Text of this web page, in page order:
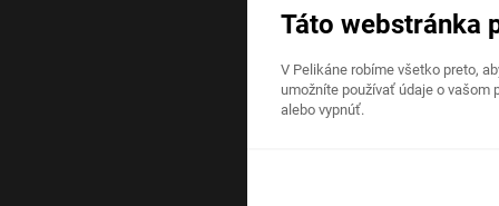
Táto webstránka
V Pelikáne robíme všetko preto,
umožníte používať údaje o vašom
alebo vypnúť.